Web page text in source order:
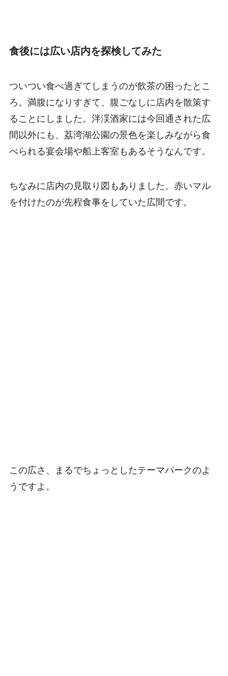
食後には広い店内を探検してみた
ついつい食べ過ぎてしまうのが飲茶の困ったとこ
ろ。満腹になりすぎて、腹ごなしに店内を散策す
ることにしました。泮渓酒家には今回通された広
間以外にも、荔湾湖公園の景色を楽しみながら食
べられる宴会場や船上客室もあるそうなんです。
ちなみに店内の見取り図もありました。赤いマル
を付けたのが先程食事をしていた広間です。
この広さ、まるでちょっとしたテーマパークのよ
うですよ。